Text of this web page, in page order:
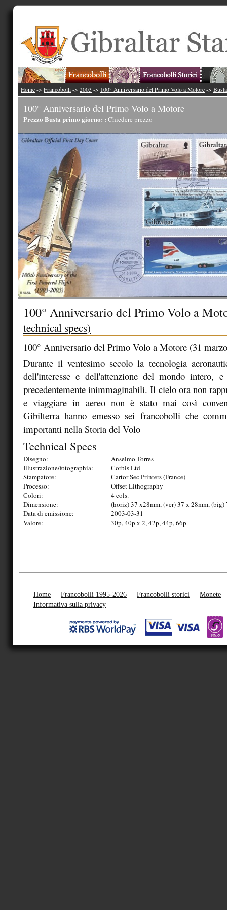
Home -> Francobolli -> 2003 -> 100° Anniversario del Primo Volo a Motore ->
100° Anniversario del Primo Volo a Motore
Prezzo Busta primo giorno: : Chiedere prezzo
100° Anniversario del Primo Volo a
technical specs)
100° Anniversario del Primo Volo a Motore (31
Durante il ventesimo secolo la tecnologia
dell'interesse e dell'attenzione del mondo intero, e
precedentemente inimmaginabili. Il cielo ora non
e viaggiare in aereo non è stato mai così
Gibilterra hanno emesso sei francobolli che
importanti nella Storia del Volo
Technical Specs
Disegno:
Anselmo Torres
Illustrazione/fotographia:
Corbis Ltd
Stampatore:
Cartor Sec Printers (France)
Processo:
Offset Lithography
Colori:
4 cols.
Dimensione:
(horiz) 37 x28mm, (ver) 37 x 28mm, (big)
Data di emissione:
2003-03-31
Valore:
30p, 40p x 2, 42p, 44p, 66p
Home Francobolli 1995-2026 Francobolli storici
Monete
Informativa sulla privacy